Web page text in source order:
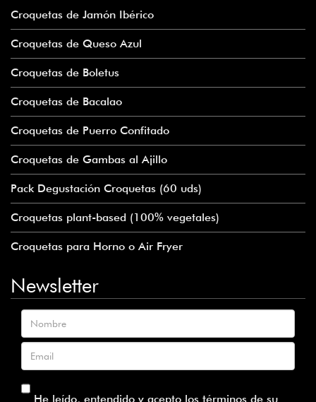
Croquetas de Jamón Ibérico
Croquetas de Queso Azul
Croquetas de Boletus
Croquetas de Bacalao
Croquetas de Puerro Confitado
Croquetas de Gambas al Ajillo
Pack Degustación Croquetas (60 uds)
Croquetas plant-based (100% vegetales)
Croquetas para Horno o Air Fryer
Newsletter
Nombre
Email
He leído, entendido y acepto los términos de su